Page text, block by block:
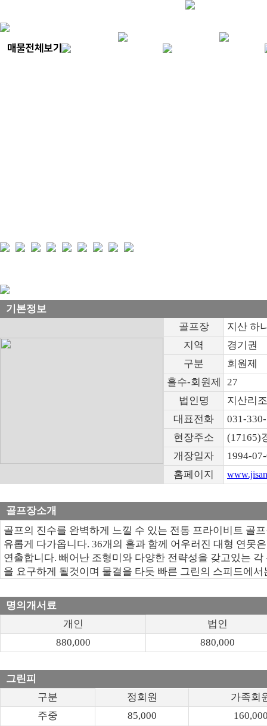
기본정보
골프장
지산 하
지역
경기권
구분
회원제
홀수-회원제
27
법인명
지산리
대표전화
031-
현장주소
(17165)
개장일자
1994-
홈페이지
골프장소개
골프의 진수를 완벽하게 느낄 수 있는 전통 프라이비트 골
유롭게 다가옵니다. 36개의 홀과 함께 어우러진 대형 연못
연출합니다. 빼어난 조형미와 다양한 전략성을 갖고있는
을 요구하게 될것이며 물결을 타듯 빠른 그린의 스피드에
명의개서료
개인
법인
880,000
880,000
그린피
구분
정회원
가족회
주중
85,000